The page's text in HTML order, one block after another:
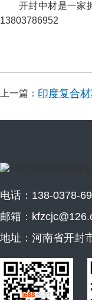
开封中材是一家
13803786952
上一篇： 印度复合
电话：138-0378-
邮箱：
地址：河南省开封